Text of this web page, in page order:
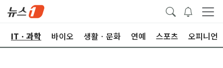
ITㆍ과학 바이오 생활ㆍ문화 연예 스포츠 오피니언